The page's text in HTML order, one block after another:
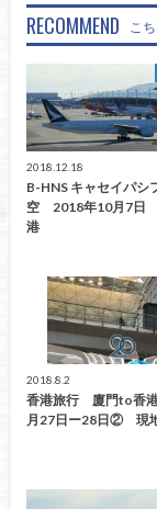
RECOMMEND こ
2018.12.18
B-HNS キャセイパシ
空 2018年10月7日
港
2018.8.2
香港旅行 廈門to香
月27日ー28日② 現